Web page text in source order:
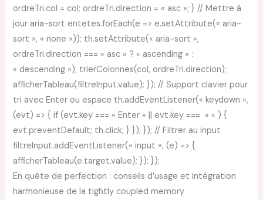
ordreTri.col = col; ordreTri.direction = « asc »; } // Mettre à
jour aria-sort entetes.forEach(e => e.setAttribute(« aria-
sort », « none »)); th.setAttribute(« aria-sort »,
ordreTri.direction === « asc » ? « ascending » :
« descending »); trierColonnes(col, ordreTri.direction);
afficherTableau(filtreInput.value); }); // Support clavier pour
tri avec Enter ou espace th.addEventListener(« keydown »,
(evt) => { if (evt.key === « Enter » || evt.key === » « ) {
evt.preventDefault; th.click; } }); }); // Filtrer au input
filtreInput.addEventListener(« input », (e) => {
afficherTableau(e.target.value); }); });
En quête de perfection : conseils d’usage et intégration
harmonieuse de la tightly coupled memory